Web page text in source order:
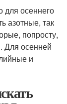
для осеннего
азотные, так
попросту,
Для осенней
и